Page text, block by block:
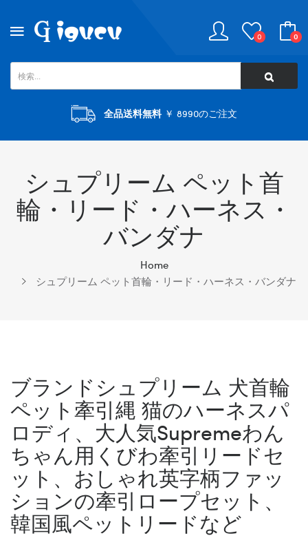
0 0
全品送料無料￥ 8990のご注文
シュプリーム ペット首
輪・リード・ハーネス・
バンダナ
Home
シュプリーム ペット首輪・リード・ハーネス・バンダナ
ブランドシュプリーム 犬首輪
ペット牽引縄 猫のハーネスパ
ロディ、大人気Supremeわん
ちゃん用くびわ牽引リードセ
ット、おしゃれ英字柄ファッ
ションの牽引ロープセット、
韓国風ペットリードなど